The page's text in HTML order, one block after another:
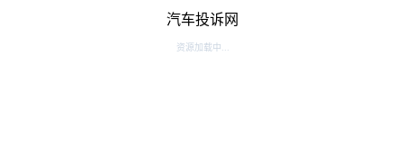
汽车投诉网
资源加载中...